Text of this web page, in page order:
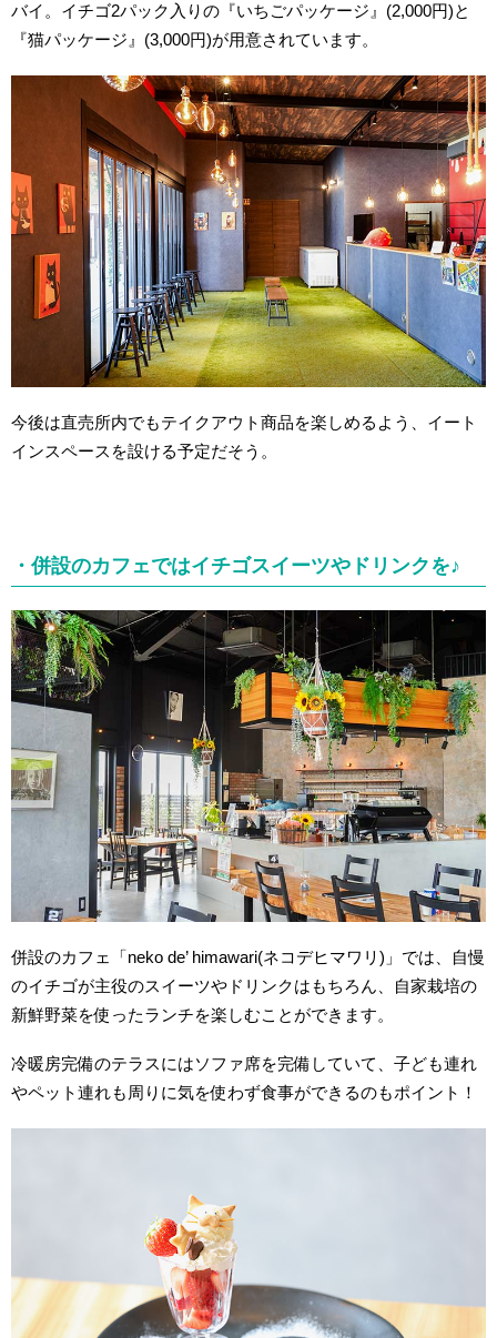
バイ。イチゴ2パック入りの『いちごパッケージ』(2,000円)と
『猫パッケージ』(3,000円)が用意されています。
今後は直売所内でもテイクアウト商品を楽しめるよう、イート
インスペースを設ける予定だそう。
・併設のカフェではイチゴスイーツやドリンクを♪
併設のカフェ「neko de’ himawari(ネコデヒマワリ)」では、自慢
のイチゴが主役のスイーツやドリンクはもちろん、自家栽培の
新鮮野菜を使ったランチを楽しむことができます。
冷暖房完備のテラスにはソファ席を完備していて、子ども連れ
やペット連れも周りに気を使わず食事ができるのもポイント！